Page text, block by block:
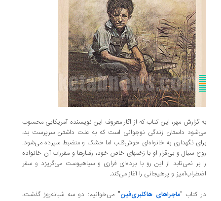
به گزارش مهر، این کتاب که از آثار معروف این نویسنده آمریکایی محسوب
می‌شود داستان زندگی نوجوانی است که به علت داشتن سرپرست بد،
برای نگهداری به خانواه‌ای خوش‌قلب اما خشک و منضبط سپرده می‌شود.
روح سیال و بی‌قرار او با زخمهای خاص خود، رفتارها و مقررات آن خانواده
را بر نمی‌تابد از این رو با برده‌ای فراری و سیاهپوست می‌گریزد و سفر
اضطراب‌آمیز و پرهیجانی را آغاز می‌کند.
در کتاب "ماجراهای هاکلبری‌فین" می‌خوانیم: دو سه شبانه‌روز گذشت،